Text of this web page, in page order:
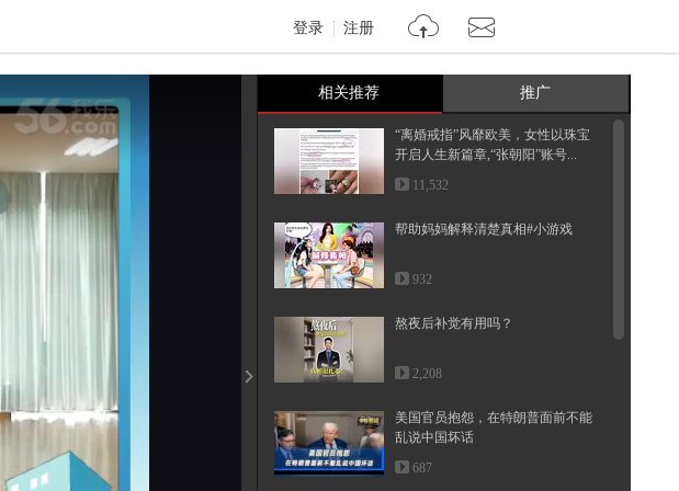
登录 注册
标准
相关推荐 推广
“离婚戒指”风靡欧美，女性以珠宝
开启人生新篇章,“张朝阳”账号...
11,532
帮助妈妈解释清楚真相#小游戏
932
熬夜后补觉有用吗？
2,208
美国官员抱怨，在特朗普面前不能
乱说中国坏话
687